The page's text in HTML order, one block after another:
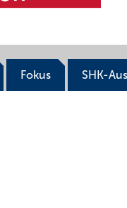
Fokus SHK-